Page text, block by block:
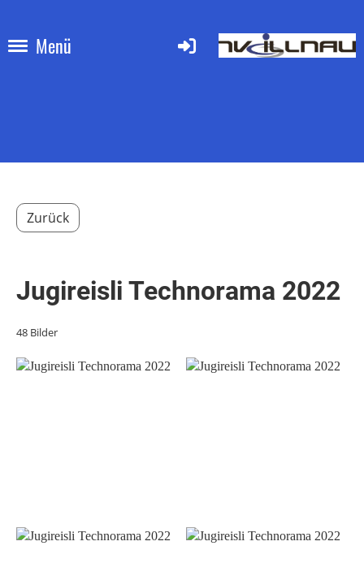
Menü
Zurück
Jugireisli Technorama 2022
48 Bilder